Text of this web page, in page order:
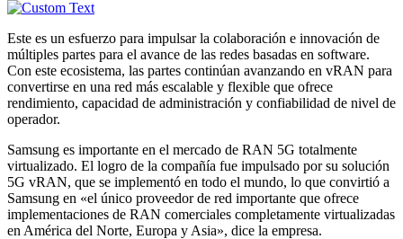
Este es un esfuerzo para impulsar la colaboración e innovación de
múltiples partes para el avance de las redes basadas en software.
Con este ecosistema, las partes continúan avanzando en vRAN para
convertirse en una red más escalable y flexible que ofrece
rendimiento, capacidad de administración y confiabilidad de nivel de
operador.
Samsung es importante en el mercado de RAN 5G totalmente
virtualizado. El logro de la compañía fue impulsado por su solución
5G vRAN, que se implementó en todo el mundo, lo que convirtió a
Samsung en «el único proveedor de red importante que ofrece
implementaciones de RAN comerciales completamente virtualizadas
en América del Norte, Europa y Asia», dice la empresa.